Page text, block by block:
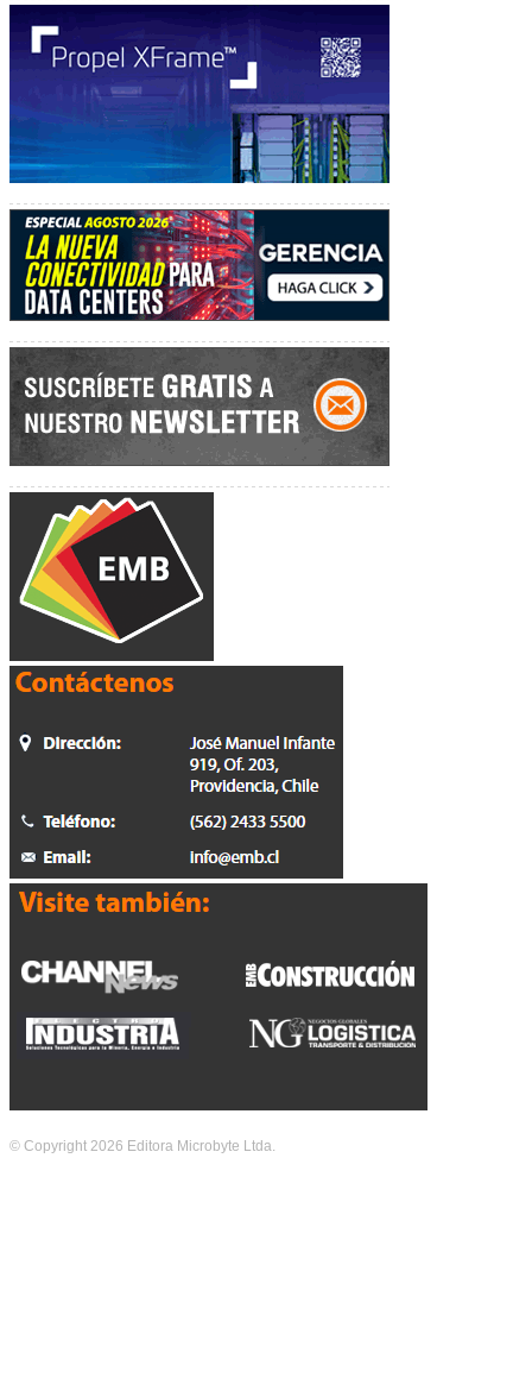
© Copyright 2026 Editora Microbyte Ltda.